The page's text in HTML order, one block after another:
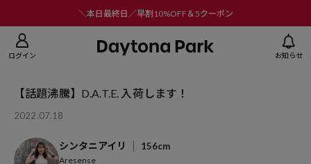
＼本日最終日／早割10%OFF＆5クーポン
ログイン お知らせ
【話題沸騰】D.A.T.E. 入荷します！
2022.07.18
シンタニアイリ 156cm
Aresense